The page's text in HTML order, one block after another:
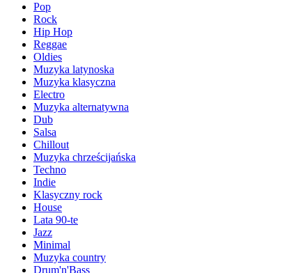
Pop
Rock
Hip Hop
Reggae
Oldies
Muzyka latynoska
Muzyka klasyczna
Electro
Muzyka alternatywna
Dub
Salsa
Chillout
Muzyka chrześcijańska
Techno
Indie
Klasyczny rock
House
Lata 90-te
Jazz
Minimal
Muzyka country
Drum'n'Bass